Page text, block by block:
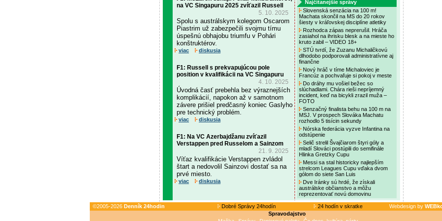
na VC Singapuru 2025 zvíťazil Russell
5. 10. 2025
Spolu s austrálskym kolegom Oscarom
Piastrim už zabezpečili svojmu tímu
úspešnú obhajobu triumfu v Pohári
konštruktérov.
viac diskusia
F1: Russell s prekvapujúcou pole
position v kvalifikácii na VC Singapuru
4. 10. 2025
Úvodná časť prebehla bez výraznejších
komplikácií, napokon až v samotnom
závere prišiel predčasný koniec Gaslyho
pre technický problém.
viac diskusia
F1: Na VC Azerbajdžanu zvíťazil
Verstappen pred Russelom a Sainzom
21. 9. 2025
Víťaz kvalifikácie Verstappen zvládol
štart a nedovolil Sainzovi dostať sa na
prvé miesto.
viac diskusia
Najčítanejšie správy
Slovenská senzácia na 100 m!
Machata skončil na MS do 20 rokov
šiesty v kráľovskej disciplíne atletiky
Rozhodca zápas neprerušil. Hráča
zasiahol na ihrisku blesk a na mieste ho
kruto zabil – VIDEO 18+
STÚ tvrdí, že Zuzanu Michaličkovú
dlhodobo podporovali administratívne aj
finančne
Nový hráč v tíme Michaloviec je
Francúz a pochvaľuje si pokoj v meste
Do dráhy mu vošiel bežec so
slúchadlami. Chára rieši nepríjemný
incident, keď na bicykli zrazil muža –
FOTO
Senzačný finalista behu na 100 m na
MSJ. V prospech Slováka Machatu
rozhodlo 5 tisícin sekundy
Nórska federácia vyzve Infantina na
odstúpenie
Selič strelil Švajčiarom štyri góly a
mladí Slováci postúpili do semifinále
Hlinka Gretzky Cupu
Messi sa stal historicky najlepším
strelcom Leagues Cupu vďaka dvom
gólom do siete San Luis
Dve Iránky sú hrdé, že získali
austrálske občianstvo a môžu
reprezentovať novú domovinu
©2005-2026 Denník 24hodin Dobré Správy 24hodín 24 hodín v skratke Webdesign by
Spravodajstvo